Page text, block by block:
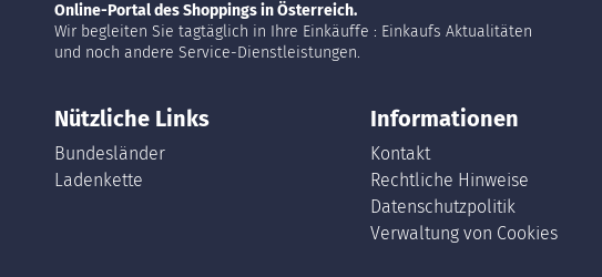
Online-Portal des Shoppings in Österreich.
Wir begleiten Sie tagtäglich in Ihre Einkäuffe : Einkaufs Aktualitäten
und noch andere Service-Dienstleistungen.
Nützliche Links
Bundesländer
Ladenkette
Informationen
Kontakt
Rechtliche Hinweise
Datenschutzpolitik
Verwaltung von Cookies